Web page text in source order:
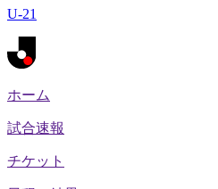
U-21
ホーム
試合速報
チケット